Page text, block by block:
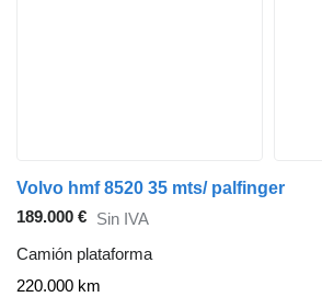
Volvo hmf 8520 35 mts/ palfinger
189.000 € Sin IVA
Camión plataforma
220.000 km